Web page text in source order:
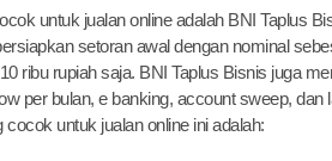
untuk jualan online adalah BNI Taplus
setoran awal dengan nominal
ribu rupiah saja. BNI Taplus Bisnis juga
per bulan, e banking, account sweep, dan
untuk jualan online ini adalah: